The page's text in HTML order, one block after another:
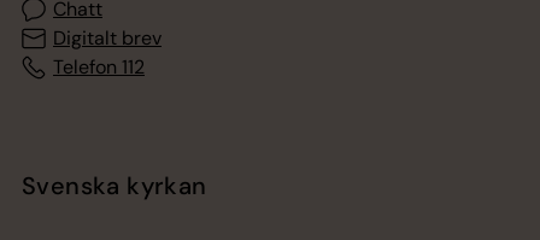
Chatt
Digitalt brev
Telefon 112
Svenska kyrkan